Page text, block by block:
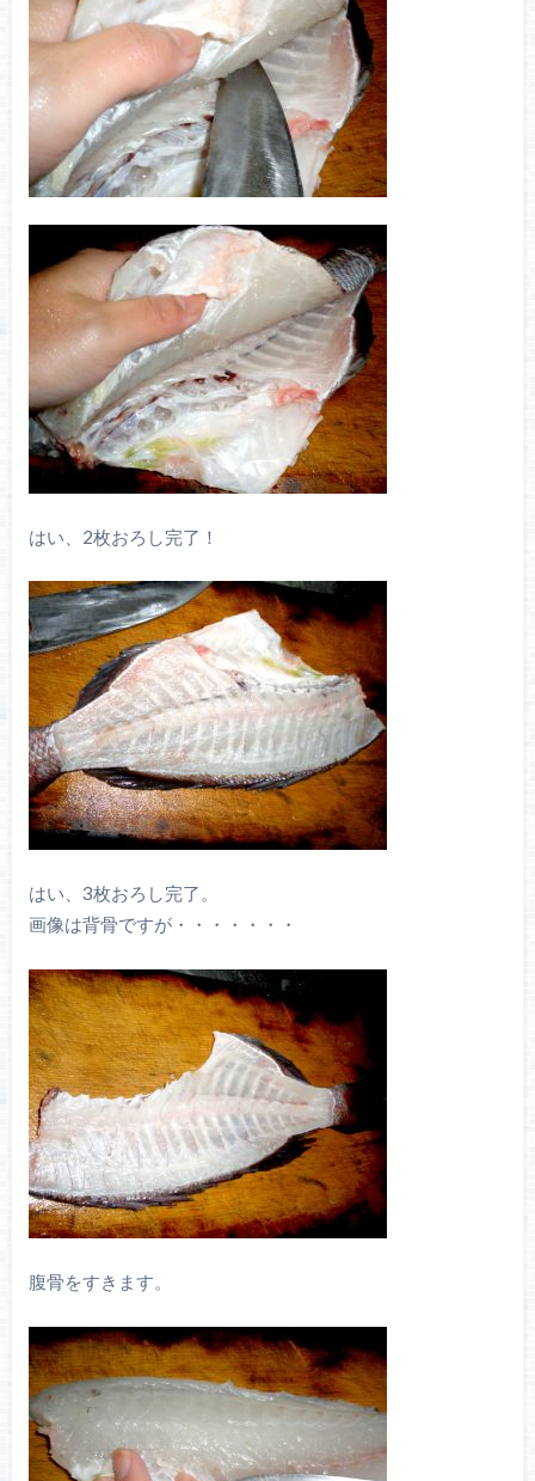
はい、2枚おろし完了！
はい、3枚おろし完了。
画像は背骨ですが・・・・・・・
腹骨をすきます。